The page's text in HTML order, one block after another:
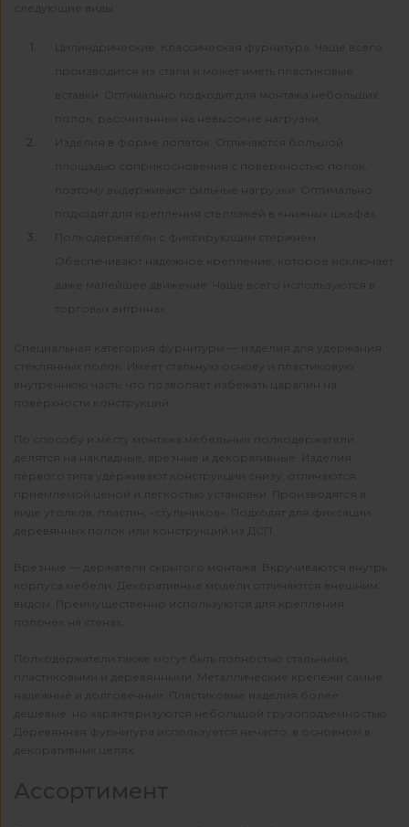
следующие виды:
Цилиндрические. Классическая фурнитура. Чаще всего
производится из стали и может иметь пластиковые
вставки. Оптимально подходит для монтажа небольших
полок, рассчитанных на невысокие нагрузки.
Изделия в форме лопаток. Отличаются большой
площадью соприкосновения с поверхностью полок,
поэтому выдерживают сильные нагрузки. Оптимально
подходят для крепления стеллажей в книжных шкафах.
Полкодержатели с фиксирующим стержнем.
Обеспечивают надежное крепление, которое исключает
даже малейшее движение. Чаще всего используются в
торговых витринах.
Специальная категория фурнитуры — изделия для удержания
стеклянных полок. Имеет стальную основу и пластиковую
внутреннюю часть, что позволяет избежать царапин на
поверхности конструкций.
По способу и месту монтажа мебельные полкодержатели
делятся на накладные, врезные и декоративные. Изделия
первого типа удерживают конструкции снизу, отличаются
приемлемой ценой и легкостью установки. Производятся в
виде уголков, пластин, «стульчиков». Подходят для фиксации
деревянных полок или конструкций из ДСП.
Врезные — держатели скрытого монтажа. Вкручиваются внутрь
корпуса мебели. Декоративные модели отличаются внешним
видом. Преимущественно используются для крепления
полочек на стенах.
Полкодержатели также могут быть полностью стальными,
пластиковыми и деревянными. Металлические крепежи самые
надежные и долговечные. Пластиковые изделия более
дешевые, но характеризуются небольшой грузоподъемностью.
Деревянная фурнитура используется нечасто, в основном в
декоративных целях.
Ассортимент